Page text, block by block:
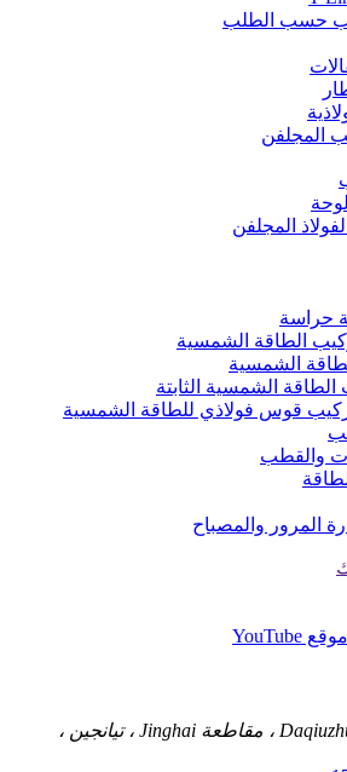
حسب الطلب
المجلفن
المجلفن
حراسة
الطاقة الشمسية
الشمسية
الشمسية الثابتة
قوس فولاذي للطاقة الشمسية
والقطب
المرور والمصباح
موقع YouTube
مدينة Daqiuzhuang ، مقاطعة Jinghai ، تيانجين ،